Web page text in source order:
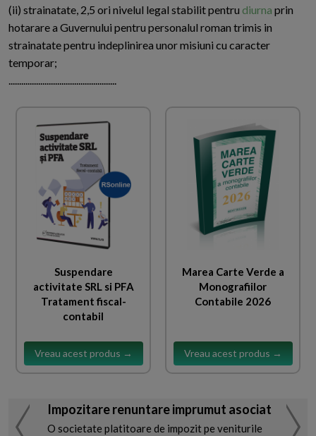
(ii) strainatate, 2,5 ori nivelul legal stabilit pentru diurna prin
hotarare a Guvernului pentru personalul roman trimis in
strainatate pentru indeplinirea unor misiuni cu caracter
temporar;
...................................................
Suspendare
activitate SRL si PFA
Tratament fiscal-
contabil
Vreau acest produs →
Marea Carte Verde a
Monografiilor
Contabile 2026
Vreau acest produs →
Impozitare renuntare imprumut asociat
O societate platitoare de impozit pe veniturile